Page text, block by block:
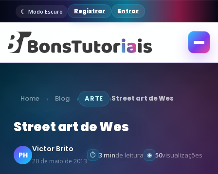
Modo Escuro Registrar Entrar
Abrir
Home › Blog › ARTE ›Street art de Wes
Street art de Wes
PH
Victor Brito
20 de maio de 2013
3 minde leitura 50visualizações